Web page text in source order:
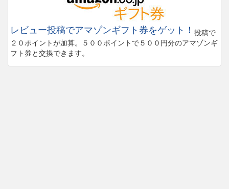
レビュー投稿でアマゾンギフト券をゲット！ 投稿で
２０ポイントが加算。５００ポイントで５００円分のアマゾンギ
フト券と交換できます。